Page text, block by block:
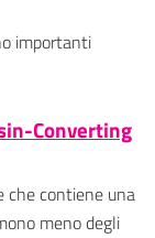
importanti
Converting
che contiene una
meno degli